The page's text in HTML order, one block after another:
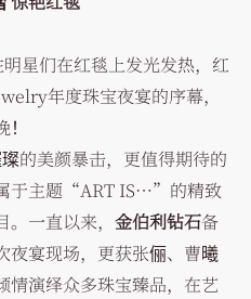
星们在红毯上发光发热，红
年度珠宝夜宴的序幕，
的美颜暴击，更值得期待的
于主题“ART IS…”的精致
一直以来， 金伯利钻石备
夜宴现场，更获张俪、曹曦
情演绎众多珠宝臻品，在艺